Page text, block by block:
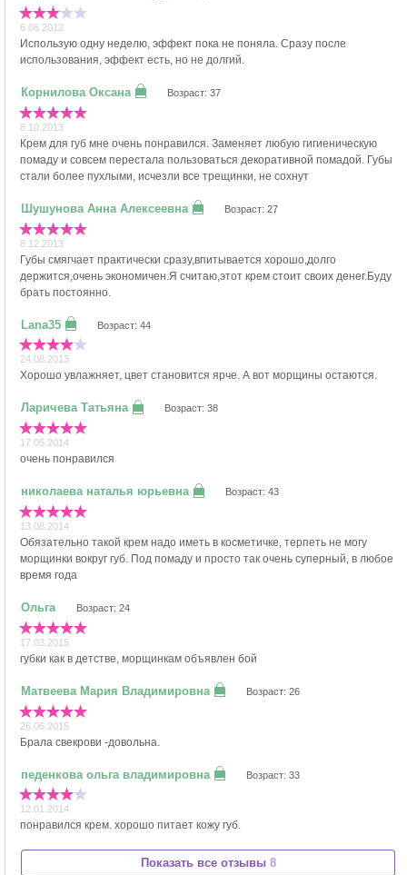
6.06.2012
Использую одну неделю, эффект пока не поняла. Сразу после
использования, эффект есть, но не долгий.
Возраст: 37
8.10.2013
Крем для губ мне очень понравился. Заменяет любую гигиеническую
помаду и совсем перестала пользоваться декоративной помадой. Губы
стали более пухлыми, исчезли все трещинки, не сохнут
Возраст: 27
8.12.2013
Губы смягчает практически сразу,впитывается хорошо,долго
держится,очень экономичен.Я считаю,этот крем стоит своих денег.Буду
брать постоянно.
Возраст: 44
24.08.2013
Хорошо увлажняет, цвет становится ярче. А вот морщины остаются.
Возраст: 38
17.05.2014
очень понравился
Возраст: 43
13.08.2014
Обязательно такой крем надо иметь в косметичке, терпеть не могу
морщинки вокруг губ. Под помаду и просто так очень суперный, в любое
время года
Возраст: 24
17.03.2015
губки как в детстве, морщинкам объявлен бой
Возраст: 26
26.06.2015
Брала свекрови -довольна.
Возраст: 33
12.01.2014
понравился крем. хорошо питает кожу губ.
Показать все отзывы 8